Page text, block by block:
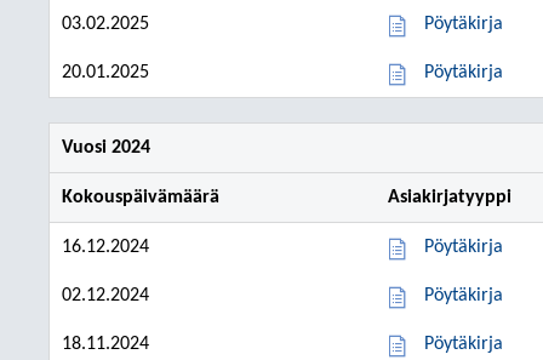
03.02.2025 Pöytäkirja
20.01.2025 Pöytäkirja
Vuosi 2024
Kokouspäivämäärä Asiakirjatyyppi
16.12.2024 Pöytäkirja
02.12.2024 Pöytäkirja
18.11.2024 Pöytäkirja